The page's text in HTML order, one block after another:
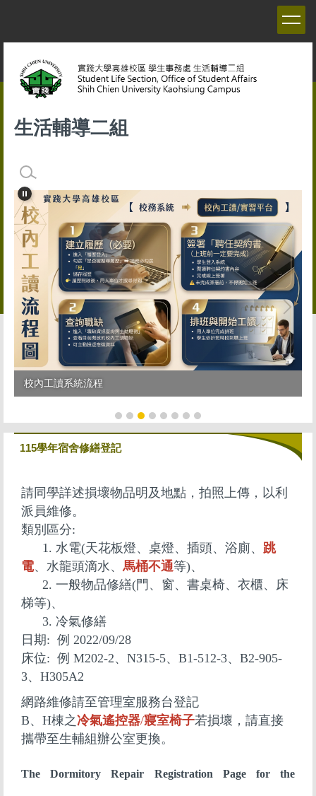
生活輔導二組
校內工讀系統流程
115學年宿舍修繕登記
請同學詳述損壞物品明及地點，拍照上傳，以利
派員維修。
類別區分:
1. 水電(天花板燈、桌燈、插頭、浴廁、 跳
電、水龍頭滴水、 馬桶不通等)、
2. 一般物品修繕(門、窗、書桌椅、衣櫃、床
梯等)、
3. 冷氣修繕
日期: 例 2022/09/28
床位: 例 M202-2、N315-5、B1-512-3、B2-905-
3、H305A2
網路維修請至管理室服務台登記
B、H棟之冷氣遙控器/寢室椅子若損壞，請直接
攜帶至生輔組辦公室更換。
The Dormitory Repair Registration Page for the